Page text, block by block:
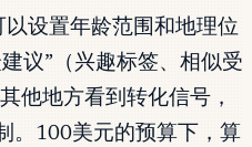
以设置年龄范围和地理位
议”（兴趣标签、相似受
他地方看到转化信号，
。100美元的预算下，算